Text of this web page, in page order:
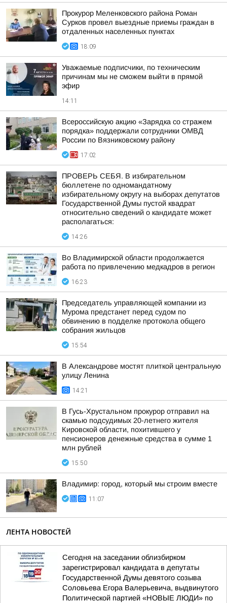
Прокурор Меленковского района Роман
Сурков провел выездные приемы граждан в
отдаленных населенных пунктах
18:09
Уважаемые подписчики, по техническим
причинам мы не сможем выйти в прямой
эфир
14:11
Всероссийскую акцию «Зарядка со стражем
порядка» поддержали сотрудники ОМВД
России по Вязниковскому району
17:02
ПРОВЕРЬ СЕБЯ. В избирательном
бюллетене по одномандатному
избирательному округу на выборах депутатов
Государственной Думы пустой квадрат
относительно сведений о кандидате может
располагаться:
14:26
Во Владимирской области продолжается
работа по привлечению медкадров в регион
16:23
Председатель управляющей компании из
Мурома предстанет перед судом по
обвинению в подделке протокола общего
собрания жильцов
15:54
В Александрове мостят плиткой центральную
улицу Ленина
14:21
В Гусь-Хрустальном прокурор отправил на
скамью подсудимых 20-летнего жителя
Кировской области, похитившего у
пенсионеров денежные средства в сумме 1
млн рублей
15:50
Владимир: город, который мы строим вместе
11:07
ЛЕНТА НОВОСТЕЙ
Сегодня на заседании облизбирком
зарегистрировал кандидата в депутаты
Государственной Думы девятого созыва
Соловьева Егора Валерьевича, выдвинутого
Политической партией «НОВЫЕ ЛЮДИ» по